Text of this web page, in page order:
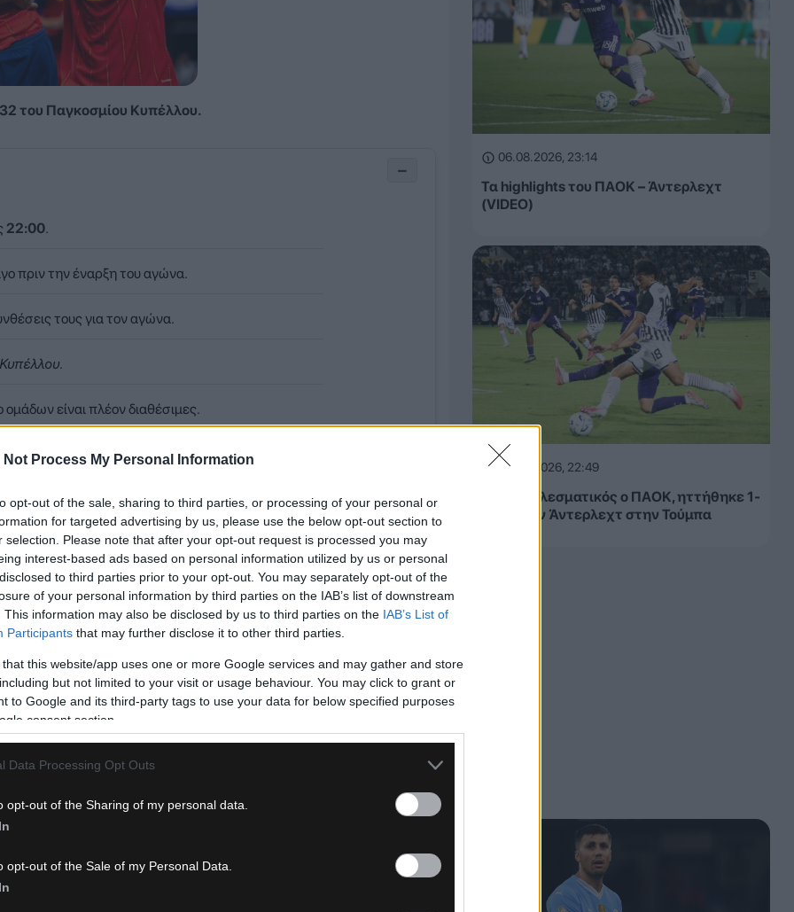
Not Process My Personal Information
opt-out of the sale, sharing to third parties, or processing of your personal or
for targeted advertising by us, please use the below opt-out section to
selection. Please note that after your opt-out request is processed you may
interest-based ads based on personal information utilized by us or personal
to third parties prior to your opt-out. You may separately opt-out of the
of your personal information by third parties on the IAB’s list of downstream
This information may also be disclosed by us to third parties on the IAB’s List of
Participants that may further disclose it to other third parties.
that this website/app uses one or more Google services and may gather and store
but not limited to your visit or usage behaviour. You may click to grant or
to Google and its third-party tags to use your data for below specified purposes
consent section.
Data Processing Opt Outs
opt-out of the Sharing of my personal data.
opt-out of the Sale of my Personal Data.
του Παγκοσμίου Κυπέλλου.
−
22:00.
πριν την έναρξη του αγώνα.
τους για τον αγώνα.
.
ομάδων είναι πλέον διαθέσιμες.
οι ενδεκάδες των δύο ομάδων, αναλυτικά:
Ρόδρι, Πέδρι, Γιαμάλ, Όλμο, Ογιαρθάμπαλ.
Ζάμπιτσερ, Σμιντ, Βάνερ, Λάιμερ, Γκρέγκοριτς.
06.08.2026, 23:14
Τα highlights του ΠΑΟΚ – Άντερλεχτ
(VIDEO)
06.08.2026, 22:49
Αναποτελεσματικός ο ΠΑΟΚ, ηττήθηκε 1-
0 από την Άντερλεχτ στην Τούμπα